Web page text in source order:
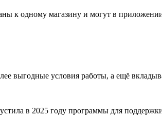
к одному магазину и могут в
выгодные условия работы, а ещё
в 2025 году программы для